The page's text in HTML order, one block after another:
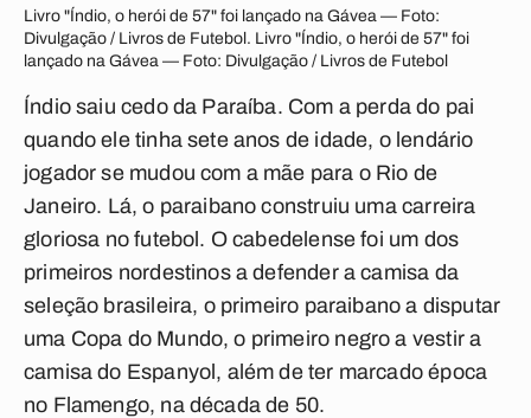
Livro "Índio, o herói de 57" foi lançado na Gávea — Foto:
Divulgação / Livros de Futebol. Livro "Índio, o herói de 57" foi
lançado na Gávea — Foto: Divulgação / Livros de Futebol
Índio saiu cedo da Paraíba. Com a perda do pai
quando ele tinha sete anos de idade, o lendário
jogador se mudou com a mãe para o Rio de
Janeiro. Lá, o paraibano construiu uma carreira
gloriosa no futebol. O cabedelense foi um dos
primeiros nordestinos a defender a camisa da
seleção brasileira, o primeiro paraibano a disputar
uma Copa do Mundo, o primeiro negro a vestir a
camisa do Espanyol, além de ter marcado época
no Flamengo, na década de 50.